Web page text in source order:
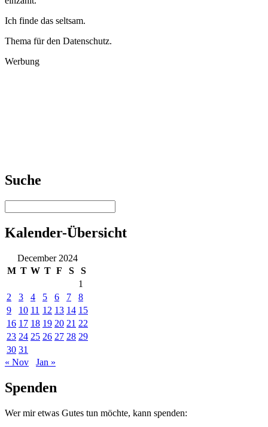
Ich finde das seltsam.
Thema für den Datenschutz.
Werbung
Suche
Kalender-Übersicht
December 2024
M T W T F S
S
1
2
3 4 5 6 7
8
9
10 11 12 13 14 15
16 17 18 19 20 21 22
23 24 25 26 27 28 29
30 31
« Nov
Jan »
Spenden
Wer mir etwas Gutes tun möchte, kann spenden: